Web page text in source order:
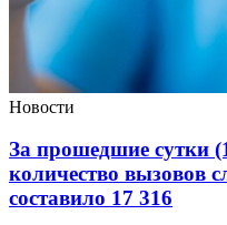
Новости
За прошедшие сутки
количество вызовов
составило 17 316